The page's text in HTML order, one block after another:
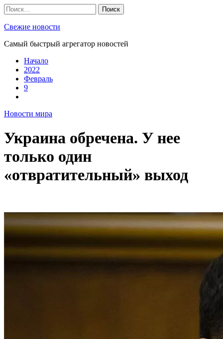
Skip
to
content
Найти:
Свежие новости
Самый быстрый агрегатор новостей
Начало
2022
Февраль
9
Новости мира
Украина обречена. У нее
только один
«отвратительный» выход